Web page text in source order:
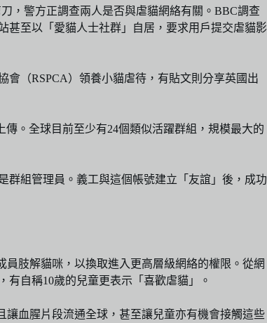
，警方正調查兩人是否與虐貓網絡有關。BBC調查
甚至以「愛貓人士社群」自居，要求用戶提交虐貓影
（RSPCA）領養小貓虐待，有貼文則分享英國出
傳。全球目前至少有24個類似活躍群組，規模最大的
群組管理員。義工與這個帳號建立「友誼」後，成功
員肢解貓咪，以換取進入更高層級網絡的權限。從網
有自稱10歲的兒童更表示「喜歡虐貓」。
讓血腥片段流通全球，甚至讓兒童亦有機會接觸這些